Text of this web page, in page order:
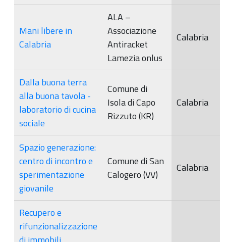
Mani libere in
Calabria
ALA –
Associazione
Antiracket
Lamezia onlus
Calabria
Dalla buona terra
alla buona tavola -
laboratorio di cucina
sociale
Comune di
Isola di Capo
Rizzuto (KR)
Calabria
Spazio generazione:
centro di incontro e
sperimentazione
giovanile
Comune di San
Calogero (VV)
Calabria
Recupero e
rifunzionalizzazione